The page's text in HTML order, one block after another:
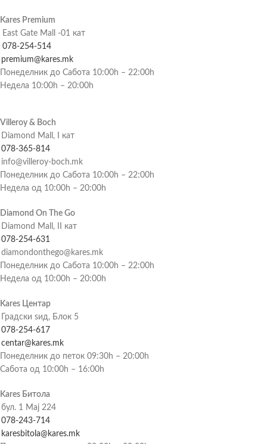
Kares Premium
East Gate Mall -01 кат
078-254-514
premium@kares.mk
Понеделник до Сабота 10:00h – 22:00h
Недела 10:00h – 20:00h
Villeroy & Boch
Diamond Mall, I кат
078-365-814
info@villeroy-boch.mk
Понеделник до Сабота 10:00h – 22:00h
Недела од 10:00h – 20:00h
Diamond On The Go
Diamond Mall, II кат
078-254-631
diamondonthego@kares.mk
Понеделник до Сабота 10:00h – 22:00h
Недела од 10:00h – 20:00h
Kares Центар
Градски ѕид, Блок 5
078-254-617
centar@kares.mk
Понеделник до петок 09:30h – 20:00h
Сабота од 10:00h – 16:00h
Kares Битола
бул. 1 Мај 224
078-243-714
karesbitola@kares.mk